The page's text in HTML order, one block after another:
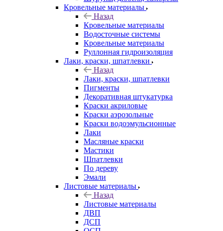
Кровельные материалы
Назад
Кровельные материалы
Водосточные системы
Кровельные материалы
Руллонная гидроизоляция
Лаки, краски, шпатлевки
Назад
Лаки, краски, шпатлевки
Пигменты
Декоративная штукатурка
Краски акриловые
Краски аэрозольные
Краски водоэмульсионные
Лаки
Масляные краски
Мастики
Шпатлевки
По дереву
Эмали
Листовые материалы
Назад
Листовые материалы
ДВП
ДСП